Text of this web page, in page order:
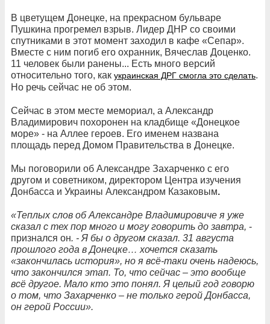
В цветущем Донецке, на прекрасном бульваре
Пушкина прогремел взрыв. Лидер ДНР со своими
спутниками в этот момент заходил в кафе «Сепар».
Вместе с ним погиб его охранник, Вячеслав Доценко.
11 человек были ранены... Есть много версий
относительно того, как украинская ДРГ смогла это сделать.
Но речь сейчас не об этом.
Сейчас в этом месте мемориал, а Александр
Владимирович похоронен на кладбище «Донецкое
море» - на Аллее героев. Его именем названа
площадь перед Домом Правительства в Донецке.
Мы поговорили об Александре Захарченко с его
другом и советником, директором Центра изучения
Донбасса и Украины Александром Казаковым.
«Теплых слов об Александре Владимировиче я уже
сказал с тех пор много и могу говорить до завтра, -
признался он. - Я бы о другом сказал. 31 августа
прошлого года в Донецке… хочется сказать
«закончилась история», но я всё-таки очень надеюсь,
что закончился этап. То, что сейчас – это вообще
всё другое. Мало кто это понял. Я целый год говорю
о том, что Захарченко – не только герой Донбасса,
он герой России».